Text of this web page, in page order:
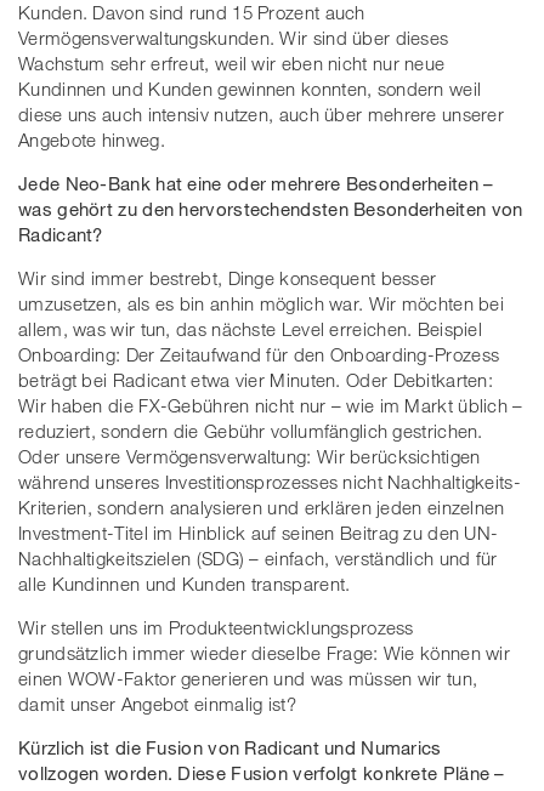
Kunden. Davon sind rund 15 Prozent auch
Vermögensverwaltungskunden. Wir sind über dieses
Wachstum sehr erfreut, weil wir eben nicht nur neue
Kundinnen und Kunden gewinnen konnten, sondern weil
diese uns auch intensiv nutzen, auch über mehrere unserer
Angebote hinweg.
Jede Neo-Bank hat eine oder mehrere Besonderheiten –
was gehört zu den hervorstechendsten Besonderheiten von
Radicant?
Wir sind immer bestrebt, Dinge konsequent besser
umzusetzen, als es bin anhin möglich war. Wir möchten bei
allem, was wir tun, das nächste Level erreichen. Beispiel
Onboarding: Der Zeitaufwand für den Onboarding-Prozess
beträgt bei Radicant etwa vier Minuten. Oder Debitkarten:
Wir haben die FX-Gebühren nicht nur – wie im Markt üblich –
reduziert, sondern die Gebühr vollumfänglich gestrichen.
Oder unsere Vermögensverwaltung: Wir berücksichtigen
während unseres Investitionsprozesses nicht Nachhaltigkeits-
Kriterien, sondern analysieren und erklären jeden einzelnen
Investment-Titel im Hinblick auf seinen Beitrag zu den UN-
Nachhaltigkeitszielen (SDG) – einfach, verständlich und für
alle Kundinnen und Kunden transparent.
Wir stellen uns im Produkteentwicklungsprozess
grundsätzlich immer wieder dieselbe Frage: Wie können wir
einen WOW-Faktor generieren und was müssen wir tun,
damit unser Angebot einmalig ist?
Kürzlich ist die Fusion von Radicant und Numarics
vollzogen worden. Diese Fusion verfolgt konkrete Pläne –